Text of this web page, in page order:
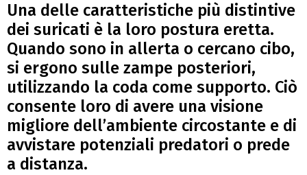
Una delle caratteristiche più distintive
dei suricati è la loro postura eretta.
Quando sono in allerta o cercano cibo,
si ergono sulle zampe posteriori,
utilizzando la coda come supporto. Ciò
consente loro di avere una visione
migliore dell’ambiente circostante e di
avvistare potenziali predatori o prede
a distanza.